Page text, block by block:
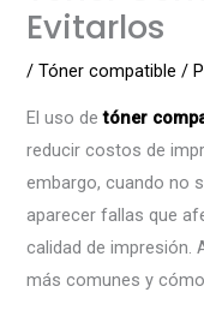
Evitarlos
/Tóner compatible /
El uso detóner
reducir costos de
embargo, cuando no
aparecer fallas que
calidad de impresión.
más comunes y